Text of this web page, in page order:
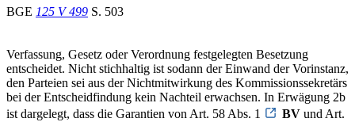
BGE 125 V 499 S. 503
Verfassung, Gesetz oder Verordnung festgelegten Besetzung
entscheidet. Nicht stichhaltig ist sodann der Einwand der Vorinstanz,
den Parteien sei aus der Nichtmitwirkung des Kommissionssekretärs
bei der Entscheidfindung kein Nachteil erwachsen. In Erwägung 2b
ist dargelegt, dass die Garantien von Art. 58 Abs. 1
BV und Art.